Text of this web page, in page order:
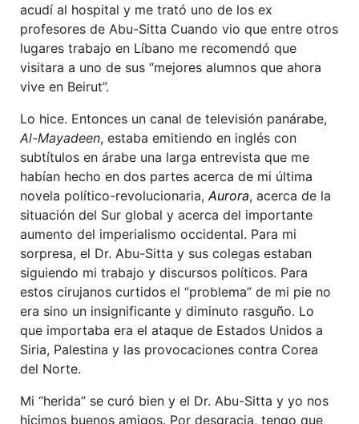
acudí al hospital y me trató uno de los ex
profesores de Abu-Sitta Cuando vio que entre otros
lugares trabajo en Líbano me recomendó que
visitara a uno de sus “mejores alumnos que ahora
vive en Beirut”.
Lo hice. Entonces un canal de televisión panárabe,
Al-Mayadeen, estaba emitiendo en inglés con
subtítulos en árabe una larga entrevista que me
habían hecho en dos partes acerca de mi última
novela político-revolucionaria, Aurora, acerca de la
situación del Sur global y acerca del importante
aumento del imperialismo occidental. Para mi
sorpresa, el Dr. Abu-Sitta y sus colegas estaban
siguiendo mi trabajo y discursos políticos. Para
estos cirujanos curtidos el “problema” de mi pie no
era sino un insignificante y diminuto rasguño. Lo
que importaba era el ataque de Estados Unidos a
Siria, Palestina y las provocaciones contra Corea
del Norte.
Mi “herida” se curó bien y el Dr. Abu-Sitta y yo nos
hicimos buenos amigos. Por desgracia, tengo que